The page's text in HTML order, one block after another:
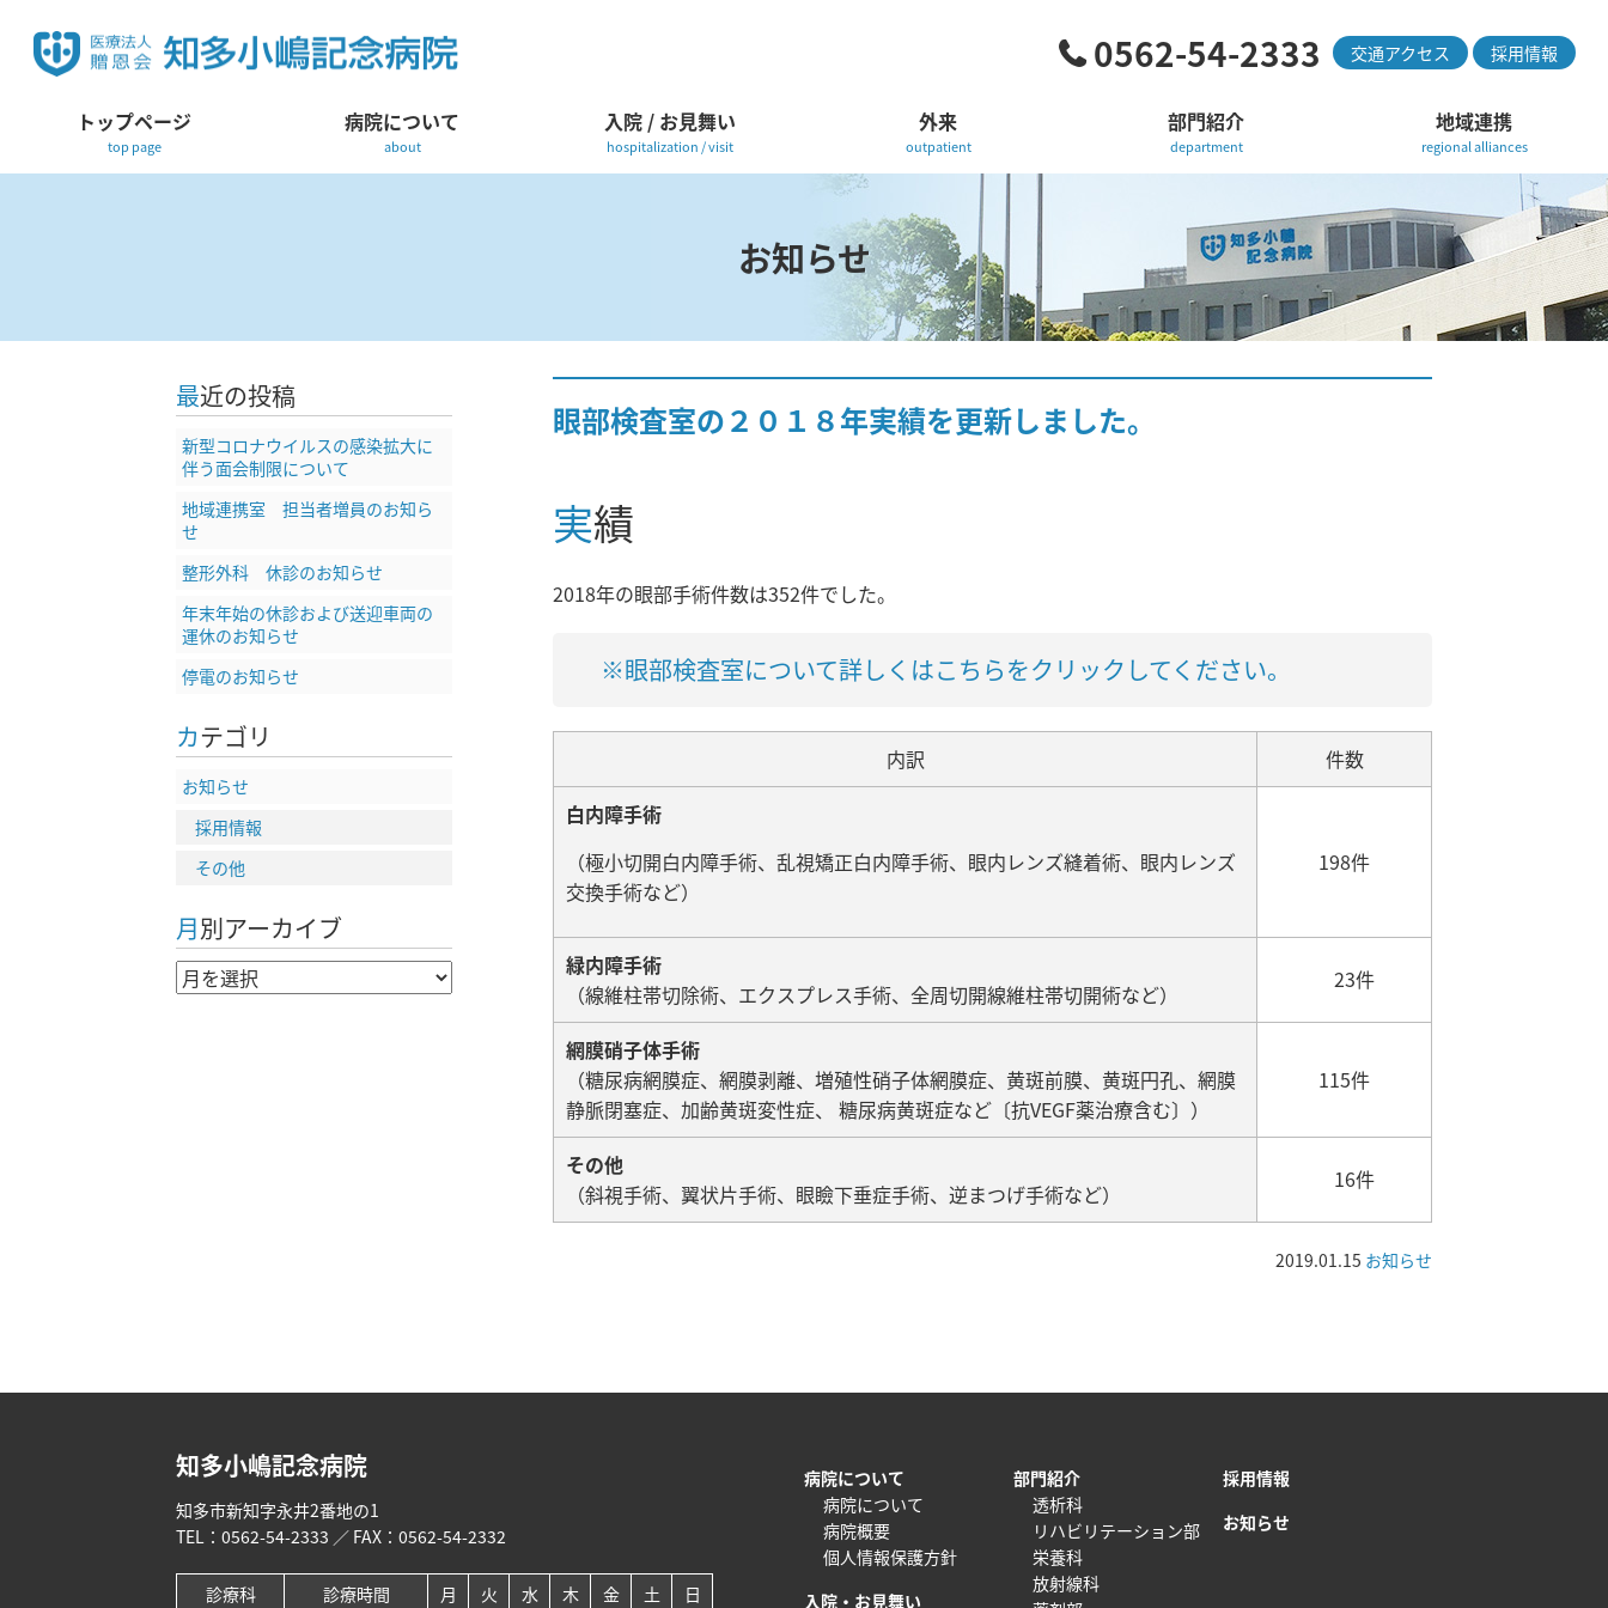
0562-54-2333 交通アクセス 採用情報
トップページ
top page
病院について
about
入院 / お見舞い
hospitalization / visit
外来
outpatient
部門紹介
department
地域連携
regional alliances
お知らせ
眼部検査室の２０１８年実績を更新しました。
実績
2018年の眼部手術件数は352件でした。
※眼部検査室について詳しくはこちらをクリックしてください。
内訳
件数
白内障手術
（極小切開白内障手術、乱視矯正白内障手術、眼内レンズ縫着術、眼内レンズ
交換手術など）
198件
緑内障手術
（線維柱帯切除術、エクスプレス手術、全周切開線維柱帯切開術など）
23件
網膜硝子体手術
（糖尿病網膜症、網膜剥離、増殖性硝子体網膜症、黄斑前膜、黄斑円孔、網膜
静脈閉塞症、加齢黄斑変性症、 糖尿病黄斑症など〔抗VEGF薬治療含む〕）
115件
その他
（斜視手術、翼状片手術、眼瞼下垂症手術、逆まつげ手術など）
16件
2019.01.15 お知らせ
最近の投稿
新型コロナウイルスの感染拡大に
伴う面会制限について
地域連携室 担当者増員のお知ら
せ
整形外科 休診のお知らせ
年末年始の休診および送迎車両の
運休のお知らせ
停電のお知らせ
カテゴリ
お知らせ
採用情報
その他
月別アーカイブ
病院について
病院について
病院概要
個人情報保護方針
入院・お見舞い
部門紹介
透析科
リハビリテーション部
栄養科
放射線科
採用情報
お知らせ
知多小嶋記念病院
知多市新知字永井2番地の1
TEL： 0562-54-2333 ／ FAX：0562-54-2332
診療科 診療時間 月 火 水 木 金 土 日